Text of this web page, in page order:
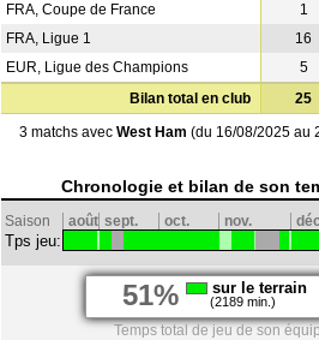
FRA, Coupe de France
1
FRA, Ligue 1
16
EUR, Ligue des Champions
5
Bilan total en club
25
3 matchs avec West Ham (du 16/08/2025 au
Chronologie et bilan de son
Saison août sept. oct. nov.
Tps jeu:
51% sur le terrain
(2189 min.)
Temps total de jeu de son